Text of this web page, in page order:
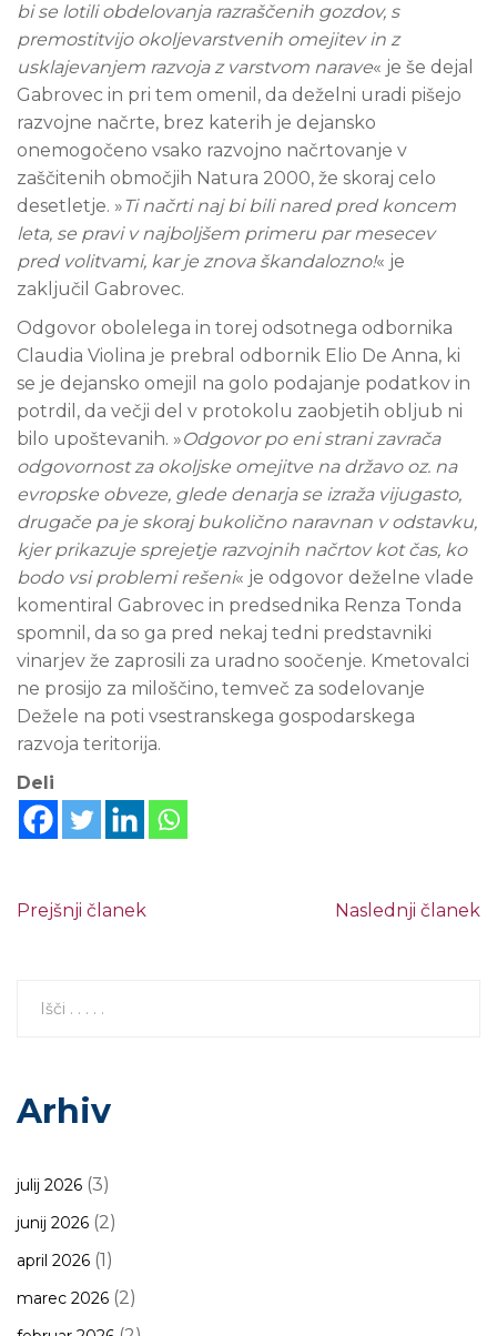
bi se lotili obdelovanja razraščenih gozdov, s
premostitvijo okoljevarstvenih omejitev in z
usklajevanjem razvoja z varstvom narave« je še dejal
Gabrovec in pri tem omenil, da deželni uradi pišejo
razvojne načrte, brez katerih je dejansko
onemogočeno vsako razvojno načrtovanje v
zaščitenih območjih Natura 2000, že skoraj celo
desetletje. »Ti načrti naj bi bili nared pred koncem
leta, se pravi v najboljšem primeru par mesecev
pred volitvami, kar je znova škandalozno!« je
zaključil Gabrovec.
Odgovor obolelega in torej odsotnega odbornika
Claudia Violina je prebral odbornik Elio De Anna, ki
se je dejansko omejil na golo podajanje podatkov in
potrdil, da večji del v protokolu zaobjetih obljub ni
bilo upoštevanih. »Odgovor po eni strani zavrača
odgovornost za okoljske omejitve na državo oz. na
evropske obveze, glede denarja se izraža vijugasto,
drugače pa je skoraj bukolično naravnan v odstavku,
kjer prikazuje sprejetje razvojnih načrtov kot čas, ko
bodo vsi problemi rešeni« je odgovor deželne vlade
komentiral Gabrovec in predsednika Renza Tonda
spomnil, da so ga pred nekaj tedni predstavniki
vinarjev že zaprosili za uradno soočenje. Kmetovalci
ne prosijo za miloščino, temveč za sodelovanje
Dežele na poti vsestranskega gospodarskega
razvoja teritorija.
Deli
Prejšnji članek Naslednji članek
Arhiv
julij 2026 (3)
junij 2026 (2)
april 2026 (1)
marec 2026 (2)